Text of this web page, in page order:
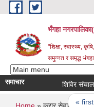
Skip to main content
भँगहा
"शिक्षा, स्वास्थ्य,
समुन्नत र समृद्ध
समाचार शिविर संचालन
Pages
« first